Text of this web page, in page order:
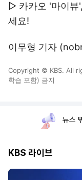
▷ 카카오 '마이뷰
세요!
이무형 기자
Copyright © KBS. All
학습 포함) 금지
뉴스
KBS 라이브